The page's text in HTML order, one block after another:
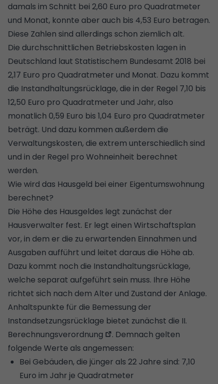
damals im Schnitt bei 2,60 Euro pro Quadratmeter
und Monat, konnte aber auch bis 4,53 Euro betragen.
Diese Zahlen sind allerdings schon ziemlich alt.
Die durchschnittlichen Betriebskosten lagen in
Deutschland laut Statistischem Bundesamt 2018 bei
2,17 Euro pro Quadratmeter und Monat. Dazu kommt
die Instandhaltungsrücklage, die in der Regel 7,10 bis
12,50 Euro pro Quadratmeter und Jahr, also
monatlich 0,59 Euro bis 1,04 Euro pro Quadratmeter
beträgt. Und dazu kommen außerdem die
Verwaltungskosten, die extrem unterschiedlich sind
und in der Regel pro Wohneinheit berechnet
werden.
Wie wird das Hausgeld bei einer Eigentumswohnung
berechnet?
Die Höhe des Hausgeldes legt zunächst der
Hausverwalter fest. Er legt einen Wirtschaftsplan
vor, in dem er die zu erwartenden Einnahmen und
Ausgaben aufführt und leitet daraus die Höhe ab.
Dazu kommt noch die Instandhaltungsrücklage,
welche separat aufgeführt sein muss. Ihre Höhe
richtet sich nach dem Alter und Zustand der Anlage.
Anhaltspunkte für die Bemessung der
Instandsetzungsrücklage bietet zunächst die II.
Berechnungsverordnung
. Demnach gelten
folgende Werte als angemessen:
Bei Gebäuden, die jünger als 22 Jahre sind: 7,10
Euro im Jahr je Quadratmeter